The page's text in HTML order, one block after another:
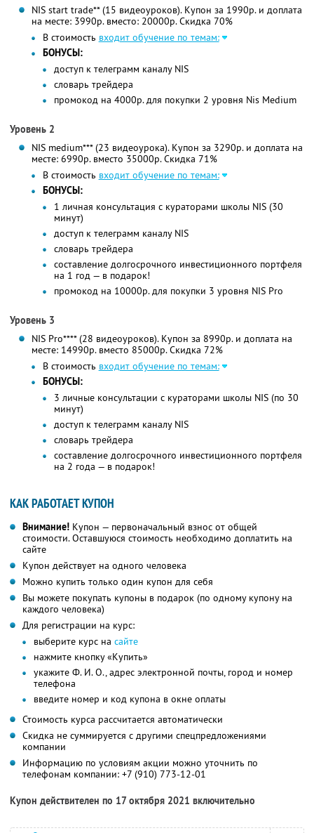
NIS start trade** (15 видеоуроков). Купон за 1990р. и доплата
на месте: 3990р. вместо: 20000р.Скидка 70%
В стоимость входит обучение по темам:
БОНУСЫ:
доступ к телеграмм каналу NIS
словарь трейдера
промокод на 4000р. для покупки 2 уровня Nis Medium
Уровень 2
NIS medium*** (23 видеоурока). Купон за 3290р. и доплата на
месте: 6990р. вместо 35000р.Скидка 71%
В стоимость входит обучение по темам:
БОНУСЫ:
1 личная консультация с кураторами школы NIS (30
минут)
доступ к телеграмм каналу NIS
словарь трейдера
составление долгосрочного инвестиционного портфеля
на 1 год — в подарок!
промокод на 10000р. для покупки 3 уровня NIS Pro
Уровень 3
NIS Pro**** (28 видеоуроков). Купон за 8990р. и доплата на
месте: 14990р. вместо 85000р.Скидка 72%
В стоимость входит обучение по темам:
БОНУСЫ:
3 личные консультации с кураторами школы NIS (по 30
минут)
доступ к телеграмм каналу NIS
словарь трейдера
составление долгосрочного инвестиционного портфеля
на 2 года — в подарок!
КАК РАБОТАЕТ КУПОН
Внимание! Купон — первоначальный взнос от общей
стоимости. Оставшуюся стоимость необходимо доплатить на
сайте
Купон действует на одного человека
Можно купить только один купон для себя
Вы можете покупать купоны в подарок (по одному купону на
каждого человека)
Для регистрации на курс:
выберите курс на сайте
нажмите кнопку «Купить»
укажите Ф. И. О., адрес электронной почты, город и номер
телефона
введите номер и код купона в окне оплаты
Стоимость курса рассчитается автоматически
Скидка не суммируется с другими спецпредложениями
компании
Информацию по условиям акции можно уточнить по
телефонам компании: +7 (910) 773-12-01
Купон действителен по 17 октября 2021 включительно